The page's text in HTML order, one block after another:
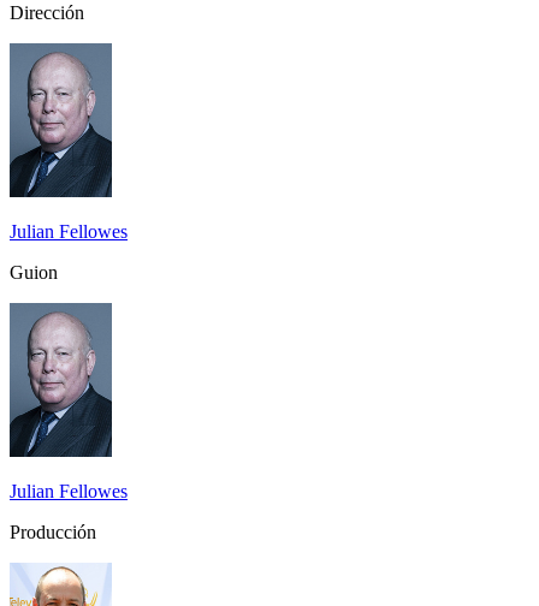
Dirección
Julian Fellowes
Guion
Julian Fellowes
Producción